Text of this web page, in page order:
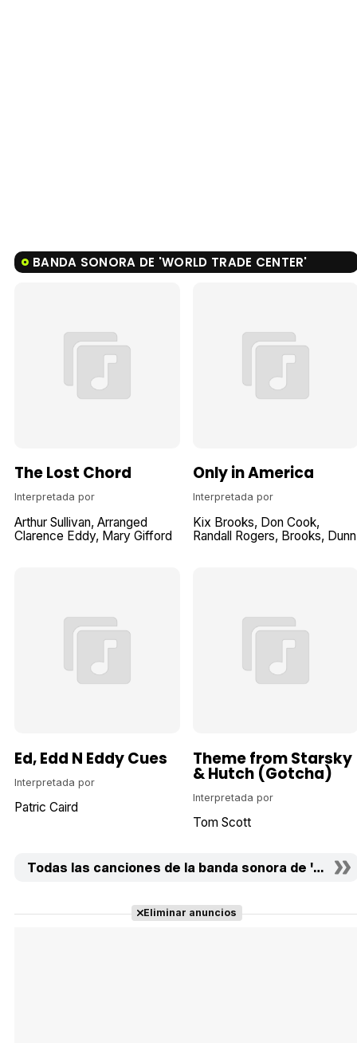
BANDA SONORA DE 'WORLD TRADE CENTER'
The Lost Chord
Interpretada por
Arthur Sullivan Arranged
Clarence Eddy Mary Gifford
Only in America
Interpretada por
Kix Brooks Don Cook
Randall Rogers Brooks, Dunn
Ed, Edd N Eddy Cues
Interpretada por
Patric Caird
Theme from Starsky
& Hutch (Gotcha)
Interpretada por
Tom Scott
Todas las canciones de la banda sonora de
Eliminar anuncios